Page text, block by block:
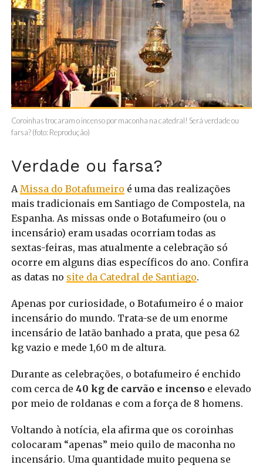
Coroinhas trocaram o incenso por maconha na catedral! Será verdade ou
farsa? (foto: Reprodução)
Verdade ou farsa?
AMissa do Botafumeiro é uma das realizações
mais tradicionais em Santiago de Compostela, na
Espanha. As missas onde o Botafumeiro (ou o
incensário) eram usadas ocorriam todas as
sextas-feiras, mas atualmente a celebração só
ocorre em alguns dias específicos do ano. Confira
as datas no site da Catedral de Santiago.
Apenas por curiosidade, o Botafumeiro é o maior
incensário do mundo. Trata-se de um enorme
incensário de latão banhado a prata, que pesa 62
kg vazio e mede 1,60 m de altura.
Durante as celebrações, o botafumeiro é enchido
com cerca de 40 kg de carvão e incensoe elevado
por meio de roldanas e com a força de 8 homens.
Voltando à notícia, ela afirma que os coroinhas
colocaram “apenas” meio quilo de maconha no
incensário. Uma quantidade muito pequena se